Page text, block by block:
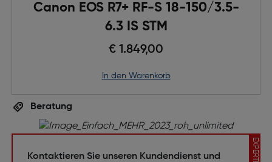
Canon EOS R7+ RF-S 18-150/3.5-
6.3 IS STM
€ 1.849,00
in den Warenkorb
Beratung
EXPERTEN
Kontaktieren Sie unseren Kundendienst und